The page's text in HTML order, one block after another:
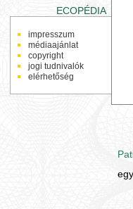
ECOPÉDIA
impresszum
médiaajánlat
copyright
jogi tudnivalók
elérhetőség